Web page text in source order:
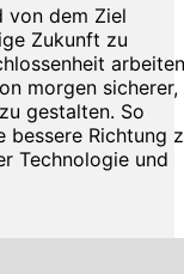
von dem Ziel
Zukunft zu
arbeiten
morgen sicherer,
gestalten. So
bessere Richtung
Technologie und